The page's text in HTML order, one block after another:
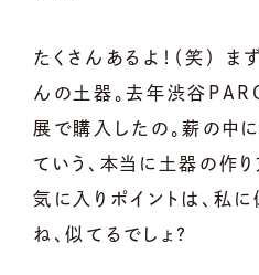
たくさんあるよ！（笑）
んの土器。去年渋谷
展で購入したの。薪の中
ていう、本当に土器の作
気に入りポイントは、私に
ね、似てるでしょ？